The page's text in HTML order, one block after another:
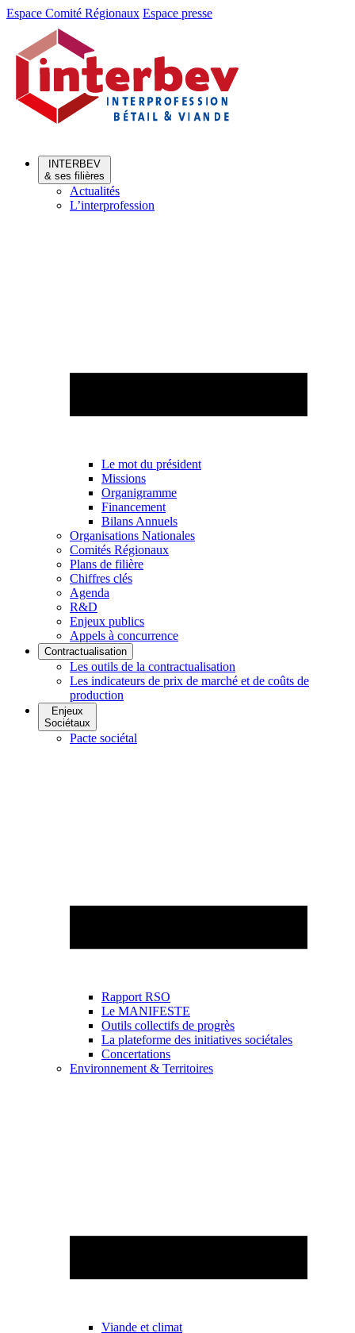
Aller
Aller
contenu
Espace Comité Régionaux Espace presse
INTERBEV
& ses filières
Actualités
L’interprofession
Le mot du président
Missions
Organigramme
Financement
Bilans Annuels
Organisations Nationales
Comités Régionaux
Plans de filière
Chiffres clés
Agenda
R&D
Enjeux publics
Appels à concurrence
Contractualisation
Les outils de la contractualisation
Les indicateurs de prix de marché et de coûts de
production
Enjeux
Sociétaux
Pacte sociétal
Rapport RSO
Le MANIFESTE
Outils collectifs de progrès
La plateforme des initiatives sociétales
Concertations
Environnement & Territoires
Viande et climat